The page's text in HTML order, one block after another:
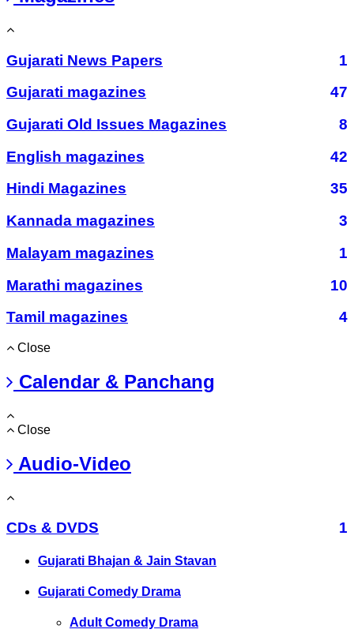
Gujarati News Papers
1
Gujarati magazines
47
Gujarati Old Issues Magazines
8
English magazines
42
Hindi Magazines
35
Kannada magazines
3
Malayam magazines
1
Marathi magazines
10
Tamil magazines
4
Close
Calendar & Panchang
Close
Audio-Video
CDs & DVDS 1
Gujarati Bhajan & Jain Stavan
Gujarati Comedy Drama
Adult Comedy Drama